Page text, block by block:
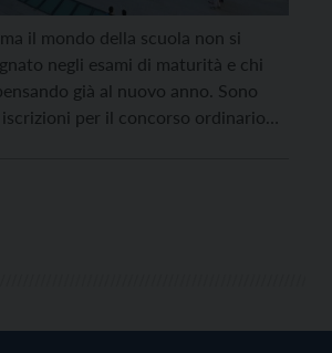
il mondo della scuola non si
negli esami di maturità e chi
già al nuovo anno. Sono
per il concorso ordinario